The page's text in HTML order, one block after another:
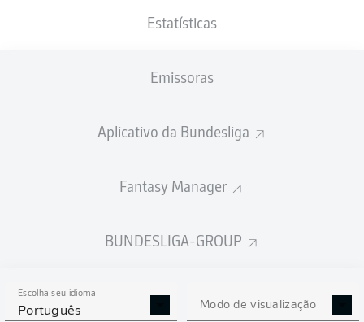
Estatísticas
Emissoras
Aplicativo da Bundesliga
Fantasy Manager
BUNDESLIGA-GROUP
Escolha seu idioma
Português Modo de visualização
0